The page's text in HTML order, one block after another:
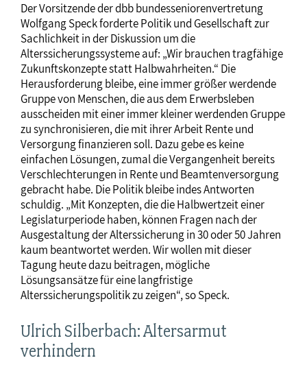
Der Vorsitzende der dbb bundesseniorenvertretung
Wolfgang Speck forderte Politik und Gesellschaft zur
Sachlichkeit in der Diskussion um die
Alterssicherungssysteme auf: „Wir brauchen tragfähige
Zukunftskonzepte statt Halbwahrheiten.“ Die
Herausforderung bleibe, eine immer größer werdende
Gruppe von Menschen, die aus dem Erwerbsleben
ausscheiden mit einer immer kleiner werdenden Gruppe
zu synchronisieren, die mit ihrer Arbeit Rente und
Versorgung finanzieren soll. Dazu gebe es keine
einfachen Lösungen, zumal die Vergangenheit bereits
Verschlechterungen in Rente und Beamtenversorgung
gebracht habe. Die Politik bleibe indes Antworten
schuldig. „Mit Konzepten, die die Halbwertzeit einer
Legislaturperiode haben, können Fragen nach der
Ausgestaltung der Alterssicherung in 30 oder 50 Jahren
kaum beantwortet werden. Wir wollen mit dieser
Tagung heute dazu beitragen, mögliche
Lösungsansätze für eine langfristige
Alterssicherungspolitik zu zeigen“, so Speck.
Ulrich Silberbach: Altersarmut
verhindern